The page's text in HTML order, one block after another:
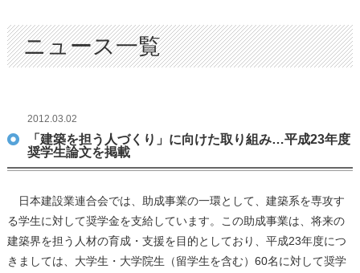
ニュース一覧
2012.03.02
「建築を担う人づくり」に向けた取り組み…平成23年度
奨学生論文を掲載
日本建設業連合会では、助成事業の一環として、建築系を専攻す
る学生に対して奨学金を支給しています。この助成事業は、将来の
建築界を担う人材の育成・支援を目的としており、平成23年度につ
きましては、大学生・大学院生（留学生を含む）60名に対して奨学